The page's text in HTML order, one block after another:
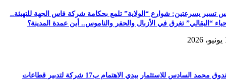
تسير بسرعتين: شوارع “الولاية” تلمع بحكامة شركة فاس الجهة للتهيئة..
“البقالي” تغرق في الأزبال والحفر والناموس.. أين عمدة المدينة؟
محمد السادس للاستثمار يبدي الاهتمام ب17 شركة لتدبير قطاعات